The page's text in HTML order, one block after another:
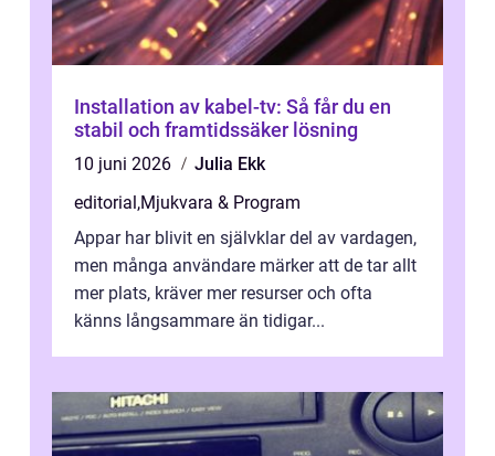
Installation av kabel-tv: Så får du en
stabil och framtidssäker lösning
10 juni 2026
Julia Ekk
editorial ,Mjukvara & Program
Appar har blivit en självklar del av vardagen,
men många användare märker att de tar allt
mer plats, kräver mer resurser och ofta
känns långsammare än tidigar...